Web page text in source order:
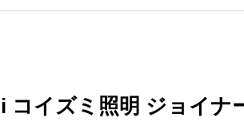
コイズミ照明 ジョイナ